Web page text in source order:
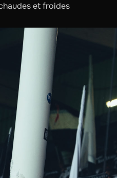
et froides